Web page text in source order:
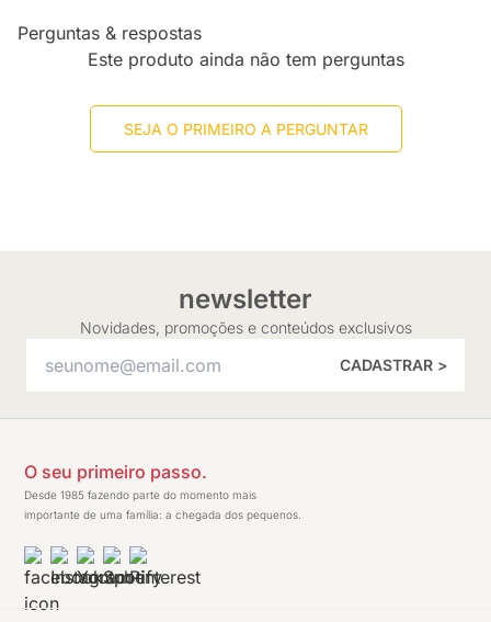
Perguntas & respostas
Este produto ainda não tem perguntas
SEJA O PRIMEIRO A PERGUNTAR
newsletter
Novidades, promoções e conteúdos exclusivos
CADASTRAR >
O seu primeiro passo.
Desde 1985 fazendo parte do momento mais
importante de uma família: a chegada dos pequenos.